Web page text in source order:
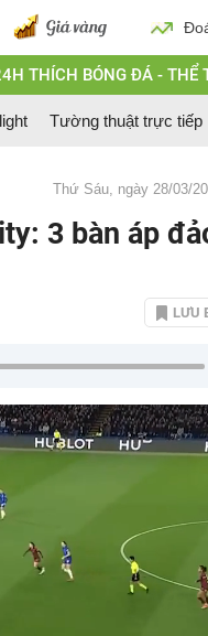
THÍCH BÓNG ĐÁ - THỂ
Tường thuật trực tiếp
Thứ Sáu, ngày 28/03/
3 bàn áp
LƯU